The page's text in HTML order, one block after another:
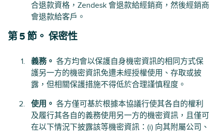
合退款資格，Zendesk 會退款給經銷商，然後經銷商
會退款給客戶。
第 5 節。 保密性
義務。 各方均會以保護自身機密資訊的相同方式保
護另一方的機密資訊免遭未經授權使用、存取或披
露，但相關保護措施不得低於合理謹慎程度。
使用。 各方僅可基於根據本協議行使其各自的權利
及履行其各自的義務使用另一方的機密資訊，且僅可
在以下情況下披露該等機密資訊：(i) 向其附屬公司、